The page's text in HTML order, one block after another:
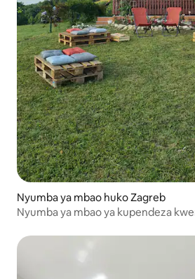
Nyumba ya mbao huko Zagreb
Nyumba ya mbao ya kupendeza